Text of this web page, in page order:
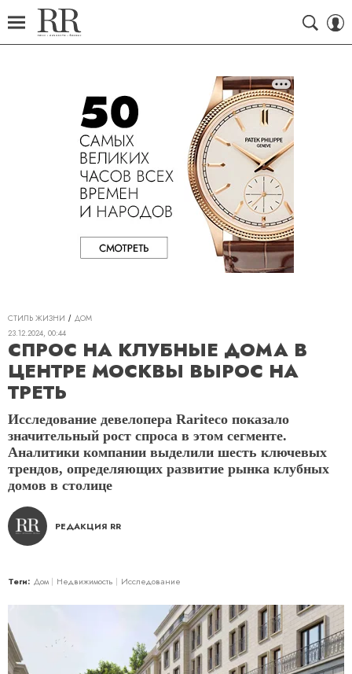
СТИЛЬ ЖИЗНИ
ДОМ
23.12.2024, 00:44
СПРОС НА КЛУБНЫЕ ДОМА В
ЦЕНТРЕ МОСКВЫ ВЫРОС НА
ТРЕТЬ
Исследование девелопера Rariteco показало
значительный рост спроса в этом сегменте.
Аналитики компании выделили шесть ключевых
трендов, определяющих развитие рынка клубных
домов в столице
РЕДАКЦИЯ RR
Теги: Дом Недвижимость Исследование